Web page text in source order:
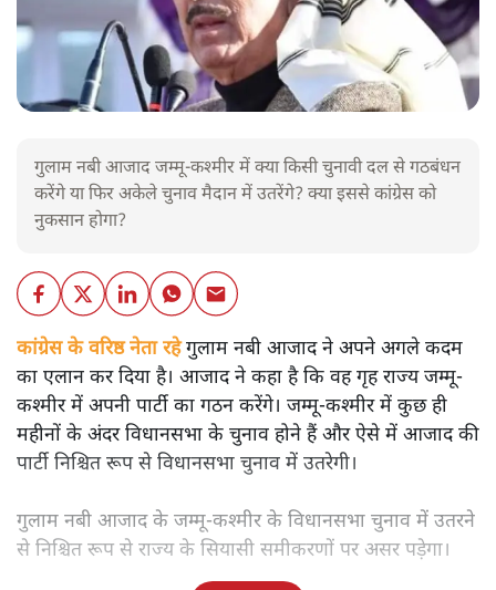
गुलाम नबी आजाद जम्मू-कश्मीर में क्या किसी चुनावी दल से गठबंधन
करेंगे या फिर अकेले चुनाव मैदान में उतरेंगे? क्या इससे कांग्रेस को
नुकसान होगा?
कांग्रेस के वरिष्ठ नेता रहेगुलाम नबी आजाद ने अपने अगले कदम
का एलान कर दिया है। आजाद ने कहा है कि वह गृह राज्य जम्मू-
कश्मीर में अपनी पार्टी का गठन करेंगे। जम्मू-कश्मीर में कुछ ही
महीनों के अंदर विधानसभा के चुनाव होने हैं और ऐसे में आजाद की
पार्टी निश्चित रूप से विधानसभा चुनाव में उतरेगी।
गुलाम नबी आजाद के जम्मू-कश्मीर के विधानसभा चुनाव में उतरने
से निश्चित रूप से राज्य के सियासी समीकरणों पर असर पड़ेगा।